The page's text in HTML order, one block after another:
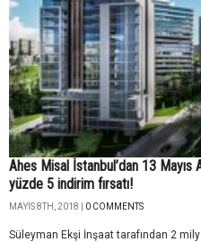
Ahes Misal İstanbul’dan 13
yüzde 5 indirim fırsatı!
MAYIS 8TH, 2018 | 0 COMMENTS
Süleyman Ekşi İnşaat tarafından 2